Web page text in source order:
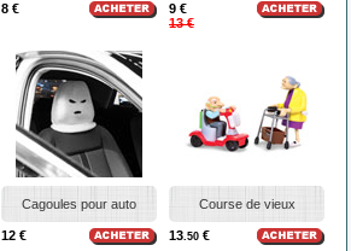
8 €
9 €
13 €
Cagoules pour auto
12 €
Course de vieux
13.50 €